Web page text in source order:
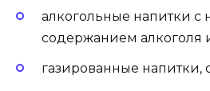
алкогольные напитки с
содержанием алкоголя
газированные напитки,